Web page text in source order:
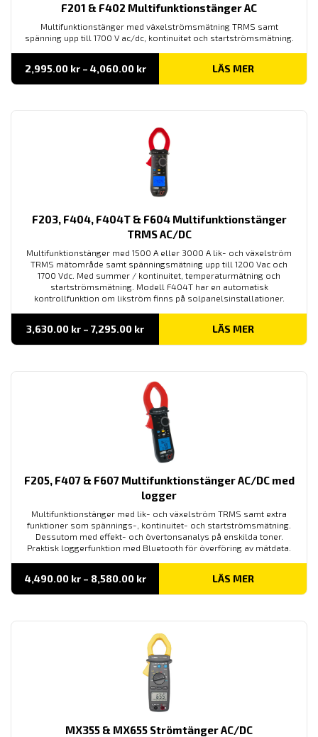
F201 & F402 Multifunktionstänger AC
Multifunktionstänger med växelströmsmätning TRMS samt
spänning upp till 1700 V ac/dc, kontinuitet och startströmsmätning.
2,995.00 kr – 4,060.00 krPrisintervall:
till
LÄS MER
F203, F404, F404T & F604 Multifunktionstänger
TRMS AC/DC
Multifunktionstänger med 1500 A eller 3000 A lik- och växelström
TRMS mätområde samt spänningsmätning upp till 1200 Vac och
1700 Vdc. Med summer / kontinuitet, temperaturmätning och
startströmsmätning. Modell F404T har en automatisk
kontrollfunktion om likström finns på solpanelsinstallationer.
3,630.00 kr – 7,295.00 krPrisintervall:
till
LÄS MER
F205, F407 & F607 Multifunktionstänger AC/DC med
logger
Multifunktionstänger med lik- och växelström TRMS samt extra
funktioner som spännings-, kontinuitet- och startströmsmätning.
Dessutom med effekt- och övertonsanalys på enskilda toner.
Praktisk loggerfunktion med Bluetooth för överföring av mätdata.
4,490.00 kr – 8,580.00 krPrisintervall:
till
LÄS MER
MX355 & MX655 Strömtänger AC/DC